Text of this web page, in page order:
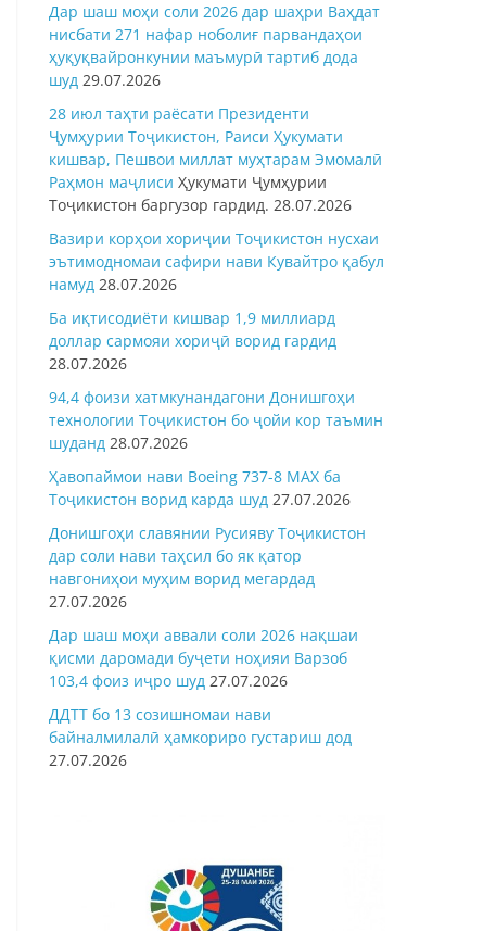
Дар шаш моҳи соли 2026 дар шаҳри Ваҳдат
нисбати 271 нафар ноболиғ парвандаҳои
ҳуқуқвайронкунии маъмурӣ тартиб дода
шуд 29.07.2026
28 июл таҳти раёсати Президенти
Ҷумҳурии Тоҷикистон, Раиси Ҳукумати
кишвар, Пешвои миллат муҳтарам Эмомалӣ
Раҳмон маҷлиси Ҳукумати Ҷумҳурии
Тоҷикистон баргузор гардид. 28.07.2026
Вазири корҳои хориҷии Тоҷикистон нусхаи
эътимодномаи сафири нави Кувайтро қабул
намуд 28.07.2026
Ба иқтисодиёти кишвар 1,9 миллиард
доллар сармояи хориҷӣ ворид гардид
28.07.2026
94,4 фоизи хатмкунандагони Донишгоҳи
технологии Тоҷикистон бо ҷойи кор таъмин
шуданд 28.07.2026
Ҳавопаймои нави Boeing 737-8 MAX ба
Тоҷикистон ворид карда шуд 27.07.2026
Донишгоҳи славянии Русияву Тоҷикистон
дар соли нави таҳсил бо як қатор
навгониҳои муҳим ворид мегардад
27.07.2026
Дар шаш моҳи аввали соли 2026 нақшаи
қисми даромади буҷети ноҳияи Варзоб
103,4 фоиз иҷро шуд 27.07.2026
ДДТТ бо 13 созишномаи нави
байналмилалӣ ҳамкориро густариш дод
27.07.2026